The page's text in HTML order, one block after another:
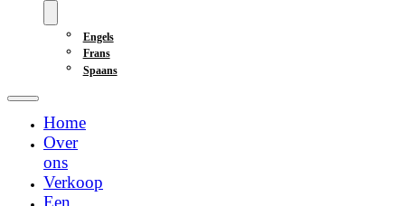
Engels
Frans
Spaans
Home
Over
ons
Verkoop
Een